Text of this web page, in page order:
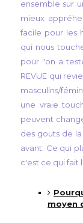
ensemble sur
mieux
facile pour les
qui nous
pour "on a
REVUE qui
masculins/
une vraie
peuvent
des gouts de
avant. Ce qui
c'est ce qui fait
moyen